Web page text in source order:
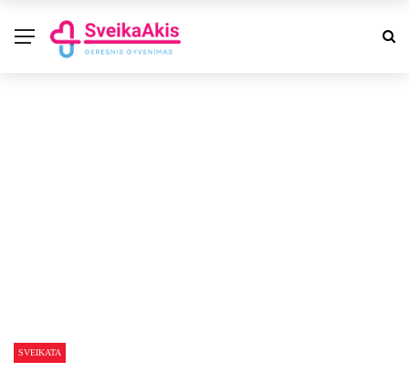
SVEIKATA